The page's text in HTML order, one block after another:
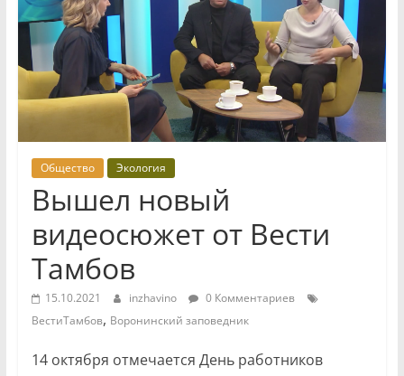
Общество Экология
Вышел новый
видеосюжет от Вести
Тамбов
15.10.2021 inzhavino
0 Комментариев
ВестиТамбов, Воронинский заповедник
14 октября отмечается День работников